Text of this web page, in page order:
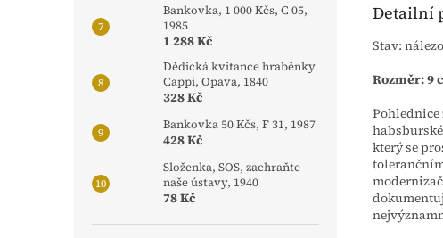
Bankovka, 1 000 Kčs, C 05,
1985
1 288 Kč
Dědická kvitance hraběnky
Cappi, Opava, 1840
328 Kč
Bankovka 50 Kčs, F 31, 1987
428 Kč
Složenka, SOS, zachraňte
naše ústavy, 1940
78 Kč
Detailní
Stav:
Rozměr: 9
Pohlednice
který se